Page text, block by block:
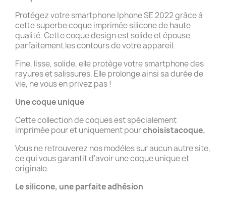
Protégez votre smartphone Iphone SE 2022 grâce à
cette superbe coque imprimée silicone de haute
qualité. Cette coque design est solide et épouse
parfaitement les contours de votre appareil.
Fine, lisse, solide, elle protège votre smartphone des
rayures et salissures. Elle prolonge ainsi sa durée de
vie, ne vous en privez pas !
Une coque unique
Cette collection de coques est spécialement
imprimée pour et uniquement pourchoisistacoque.
Vous ne retrouverez nos modèles sur aucun autre site,
ce qui vous garantit d'avoir une coque unique et
originale.
Le silicone, une parfaite adhésion